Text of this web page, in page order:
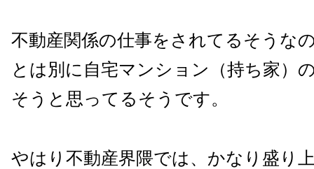
不動産関係の仕事をされてるそうな
とは別に自宅マンション（持ち家）
そうと思ってるそうです。
やはり不動産界隈では、かなり盛り